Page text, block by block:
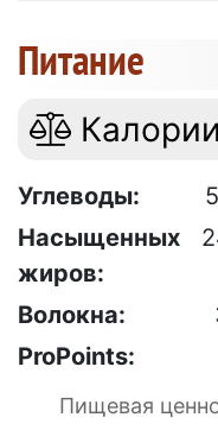
Питание
Углеводы:
Насыщенных
жиров:
Волокна:
ProPoints:
Пищевая